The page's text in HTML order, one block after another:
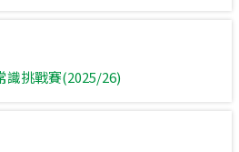
識挑戰賽(2025/26)